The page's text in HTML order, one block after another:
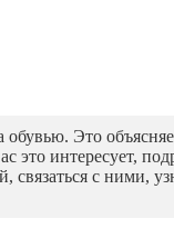
Это
это интересует,
с ними,